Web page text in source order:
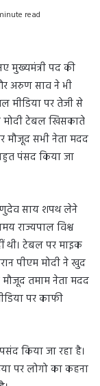
read
मुख्यमंत्री पद की
अरुण साव ने भी
मीडिया पर तेजी से
मोदी टेबल खिसकाते
मौजूद सभी नेता मदद
पंसद किया जा
साय शपथ लेने
राज्यपाल विश्व
थी। टेबल पर माइक
पीएम मोदी ने खुद
तमाम नेता मदद
पर काफी
किया जा रहा है।
पर लोगो का कहना